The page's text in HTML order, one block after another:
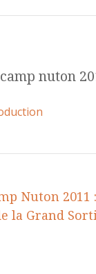
nuton
Nuton 2011
la Grand